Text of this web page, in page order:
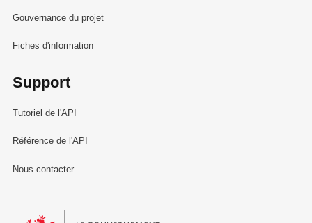
Gouvernance du projet
Fiches d'information
Support
Tutoriel de l'API
Référence de l'API
Nous contacter
Le Gouvernement du Grand-Duché de Luxembourg - Service